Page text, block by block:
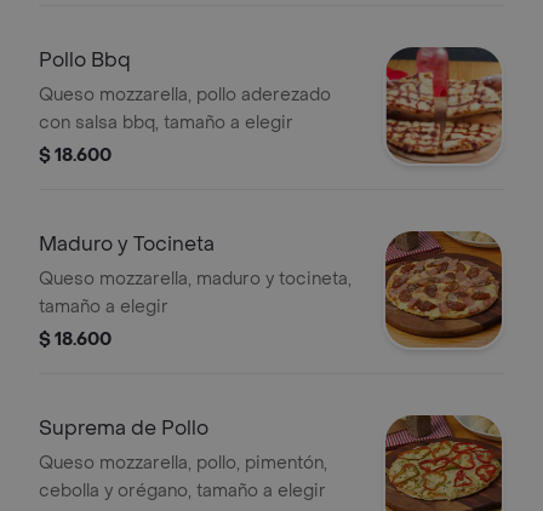
Pollo Bbq
Queso mozzarella, pollo aderezado
con salsa bbq, tamaño a elegir
$ 18.600
Maduro y Tocineta
Queso mozzarella, maduro y tocineta,
tamaño a elegir
$ 18.600
Suprema de Pollo
Queso mozzarella, pollo, pimentón,
cebolla y orégano, tamaño a elegir